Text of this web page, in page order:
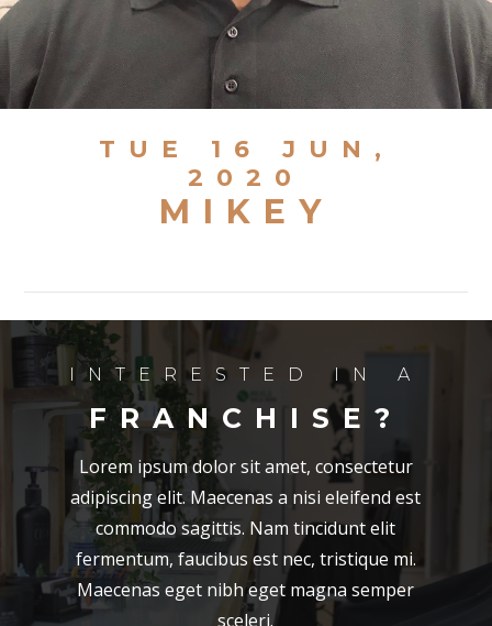
TUE 16 JUN,
2020
MIKEY
INTERESTED IN A
FRANCHISE?
Lorem ipsum dolor sit amet, consectetur
adipiscing elit. Maecenas a nisi eleifend est
commodo sagittis. Nam tincidunt elit
fermentum, faucibus est nec, tristique mi.
Maecenas eget nibh eget magna semper
sceleri.